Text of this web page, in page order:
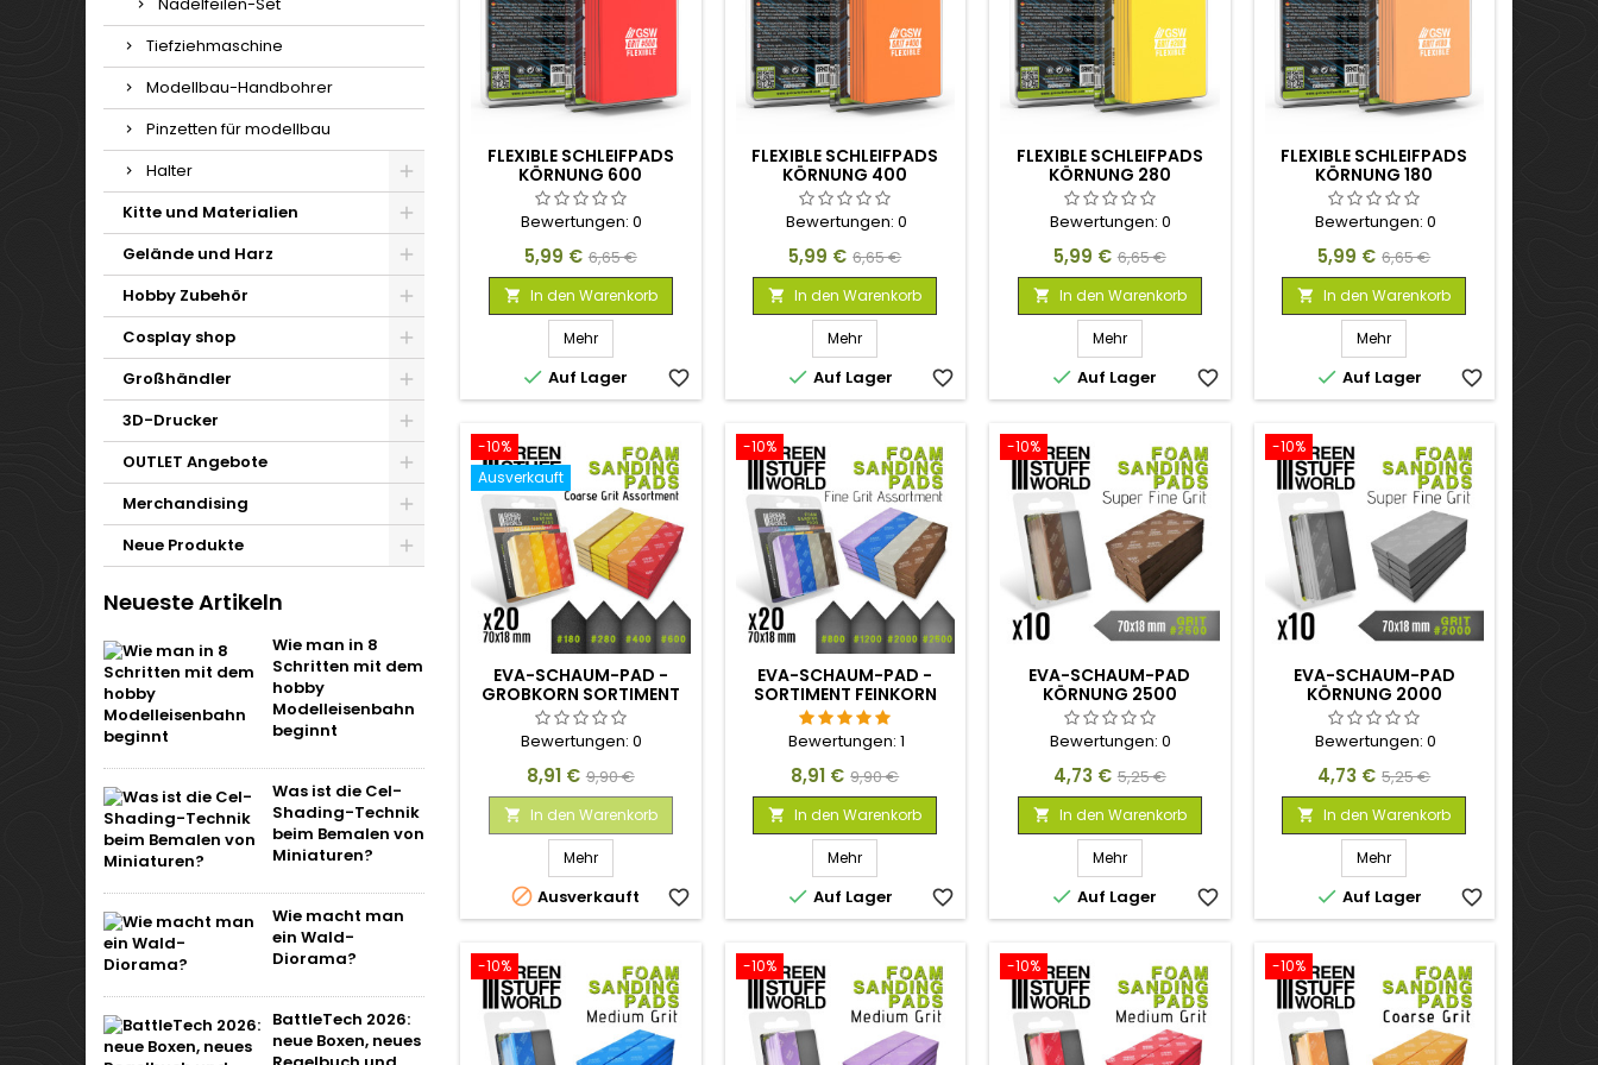
Tiefziehmaschine
Modellbau-Handbohrer
Pinzetten für modellbau
Halter
Kitte und Materialien
Gelände und Harz
Hobby Zubehör
Cosplay shop
Großhändler
3D-Drucker
OUTLET Angebote
Merchandising
Neue Produkte
Neueste Artikeln
Wie man in 8
Schritten mit dem
hobby
Modelleisenbahn
beginnt
Was ist die Cel-
Shading-Technik
beim Bemalen von
Miniaturen?
Wie macht man
ein Wald-
Diorama?
BattleTech 2026:
neue Boxen, neues
FLEXIBLE SCHLEIFPADS
KÖRNUNG 600
Bewertungen:0
Preis
5,99 € Verkaufspreis
6,65 €
 In den Warenkorb
Mehr
 Auf Lager favorite_border
FLEXIBLE SCHLEIFPADS
KÖRNUNG 400
Bewertungen: 0
Preis
5,99 € Verkaufspreis
6,65 €
 In den Warenkorb
Mehr
 Auf Lager favorite_border
FLEXIBLE SCHLEIFPADS
KÖRNUNG 280
Bewertungen:0
Preis
5,99 € Verkaufspreis
6,65 €
 In den Warenkorb
Mehr
 Auf Lager favorite_border
FLEXIBLE SCHLEIFPADS
KÖRNUNG 180
Bewertungen: 0
Preis
5,99 € Verkaufspreis
6,65 €
 In den Warenkorb
Mehr
 Auf Lager favorite_border
-10%
Ausverkauft
EVA-SCHAUM-PAD -
GROBKORN SORTIMENT
X20
Bewertungen:0
Preis
8,91 € Verkaufspreis
9,90 €
 In den Warenkorb
Mehr
 Ausverkauft favorite_border
-10%
EVA-SCHAUM-PAD -
SORTIMENT FEINKORN
X20
Bewertungen: 1
Preis
8,91 € Verkaufspreis
9,90 €
 In den Warenkorb
Mehr
 Auf Lager favorite_border
-10%
EVA-SCHAUM-PAD
KÖRNUNG 2500
Bewertungen:0
Preis
4,73 € Verkaufspreis
5,25 €
 In den Warenkorb
Mehr
 Auf Lager favorite_border
-10%
EVA-SCHAUM-PAD
KÖRNUNG 2000
Bewertungen: 0
Preis
4,73 € Verkaufspreis
5,25 €
 In den Warenkorb
Mehr
 Auf Lager favorite_border
-10% -10% -10% -10%